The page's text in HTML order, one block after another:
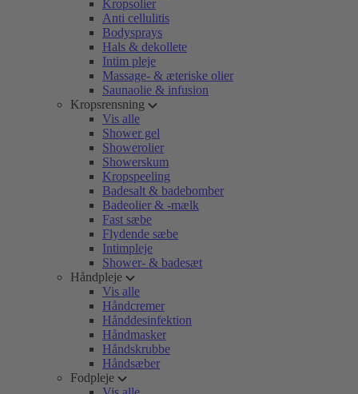
Kropsolier
Anti cellulitis
Bodysprays
Hals & dekollete
Intim pleje
Massage- & æteriske olier
Saunaolie & infusion
Kropsrensning
Vis alle
Shower gel
Showerolier
Showerskum
Kropspeeling
Badesalt & badebomber
Badeolier & -mælk
Fast sæbe
Flydende sæbe
Intimpleje
Shower- & badesæt
Håndpleje
Vis alle
Håndcremer
Hånddesinfektion
Håndmasker
Håndskrubbe
Håndsæber
Fodpleje